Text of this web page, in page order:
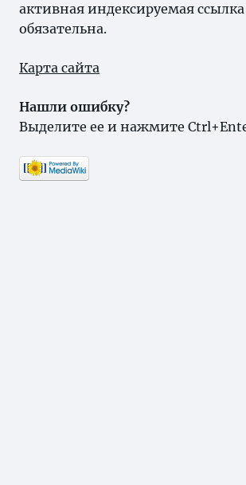
активная индексируемая
обязательна.
Карта сайта
Нашли ошибку?
Выделите ее и нажмите